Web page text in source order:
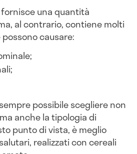
una quantità
al contrario, contiene molti
causare:
possibile scegliere non
anche la tipologia di
punto di vista, è meglio
realizzati con cereali